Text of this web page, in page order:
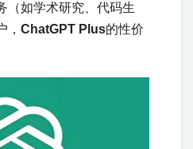
（如学术研究、代码生
，​ ChatGPT Plus的性价